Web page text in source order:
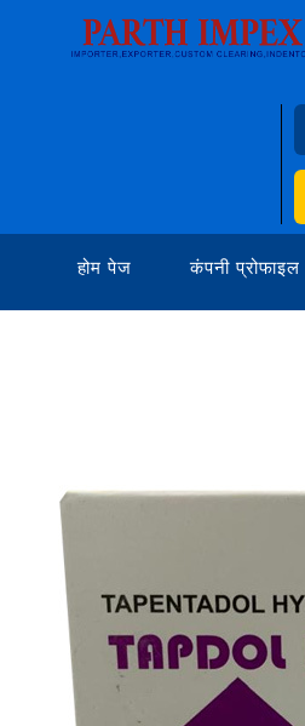
होम पेज कंपनी प्रोफाइल